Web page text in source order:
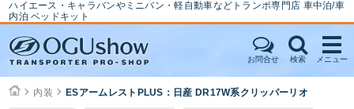
ハイエース・キャラバンやミニバン・軽自動車などトランポ専門店 車中泊/車
内泊 ベッドキット
お問合せ 検索 メニュー
内装 ESアームレストPLUS：日産 DR17W系クリッパーリオ